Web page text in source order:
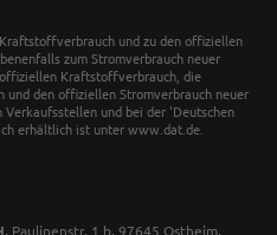
und zu den offiziellen
zum Stromverbrauch neuer
Kraftstoffverbrauch, die
und den offiziellen Stromverbrauch neuer
und bei der 'Deutschen
erhältlich ist unter www.dat.de.
, Paulinenstr. 1 b, 97645 Ostheim,